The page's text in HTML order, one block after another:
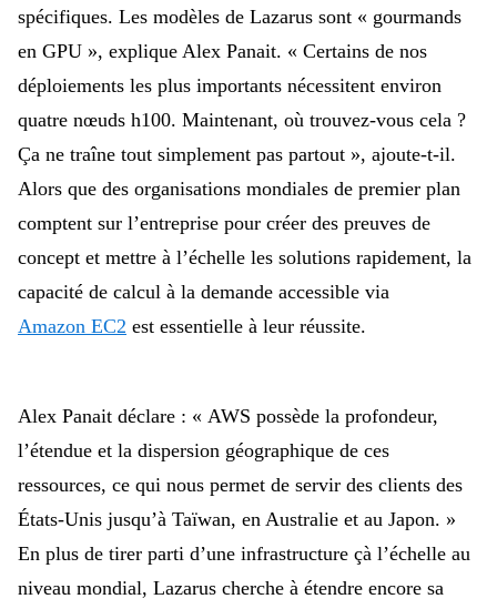
spécifiques. Les modèles de Lazarus sont « gourmands
en GPU », explique Alex Panait. « Certains de nos
déploiements les plus importants nécessitent environ
quatre nœuds h100. Maintenant, où trouvez-vous cela ?
Ça ne traîne tout simplement pas partout », ajoute-t-il.
Alors que des organisations mondiales de premier plan
comptent sur l’entreprise pour créer des preuves de
concept et mettre à l’échelle les solutions rapidement, la
capacité de calcul à la demande accessible via
Amazon EC2 est essentielle à leur réussite.
Alex Panait déclare : « AWS possède la profondeur,
l’étendue et la dispersion géographique de ces
ressources, ce qui nous permet de servir des clients des
États-Unis jusqu’à Taïwan, en Australie et au Japon. »
En plus de tirer parti d’une infrastructure çà l’échelle au
niveau mondial, Lazarus cherche à étendre encore sa